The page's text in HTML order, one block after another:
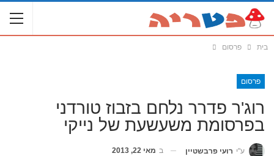
בית פרסום
פרסום
רוג'ר פדרר נלחם בזבוז טורדני
בפרסומת משעשעת של נייקי
ע"י רועי פרבשטיין ב מאי 22, 2013